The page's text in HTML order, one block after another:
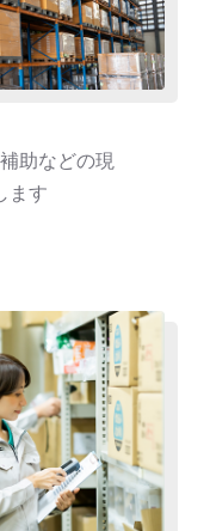
助などの現
ます